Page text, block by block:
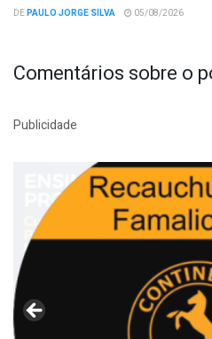
DEPAULO JORGE SILVA 05/08/2026
Comentários sobre o
Publicidade